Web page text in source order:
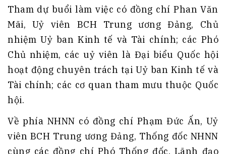
Tham dự buổi làm việc có đồng chí Phan Văn
Mãi, Uỷ viên BCH Trung ương Đảng, Chủ
nhiệm Uỷ ban Kinh tế và Tài chính; các Phó
Chủ nhiệm, các uỷ viên là Đại biểu Quốc hội
hoạt động chuyên trách tại Uỷ ban Kinh tế và
Tài chính; các cơ quan tham mưu thuộc Quốc
hội.
Về phía NHNN có đồng chí Phạm Đức Ấn, Uỷ
viên BCH Trung ương Đảng, Thống đốc NHNN
cùng các đồng chí Phó Thống đốc, Lãnh đạo